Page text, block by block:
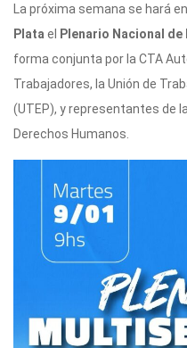
it
te
r
at
s
A
p
p
e
gr
a
m
c
e
b
o
k
La próxima semana se hará
Plata el Plenario Nacional
forma conjunta por la CTA
Trabajadores, la Unión de
(UTEP), y representantes de
Derechos Humanos.